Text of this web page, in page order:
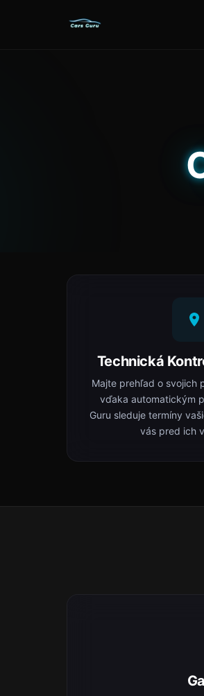
Technická
Majte prehľad o svojich
vďaka automatickým
Guru sleduje termíny
vás pred ich